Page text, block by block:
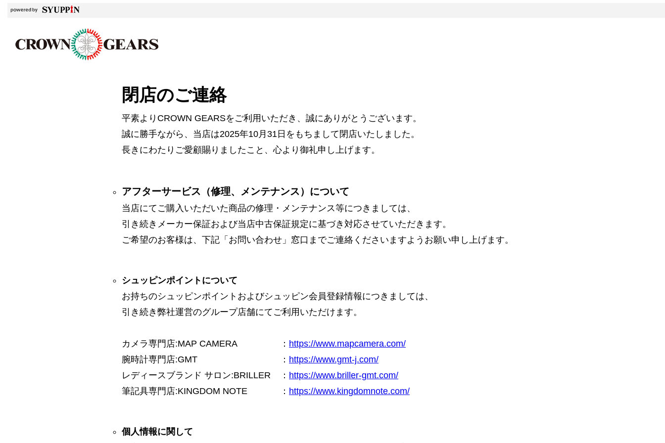
閉店のご連絡
平素よりCROWN GEARSをご利用いただき、誠にありがとうございます。
誠に勝手ながら、当店は2025年10月31日をもちまして閉店いたしました。
長きにわたりご愛顧賜りましたこと、心より御礼申し上げます。
アフターサービス（修理、メンテナンス）について
当店にてご購入いただいた商品の修理・メンテナンス等につきましては、
引き続きメーカー保証および当店中古保証規定に基づき対応させていただきます。
ご希望のお客様は、下記「お問い合わせ」窓口までご連絡くださいますようお願い申し上げます。
シュッピンポイントについて
お持ちのシュッピンポイントおよびシュッピン会員登録情報につきましては、
引き続き弊社運営のグループ店舗にてご利用いただけます。
カメラ専門店:MAP CAMERA ： https://www.mapcamera.com/
腕時計専門店:GMT
： https://www.gmt-j.com/
レディースブランド サロン:BRILLER
： https://www.briller-gmt.com/
筆記具専門店:KINGDOM NOTE
： https://www.kingdomnote.com/
個人情報に関して